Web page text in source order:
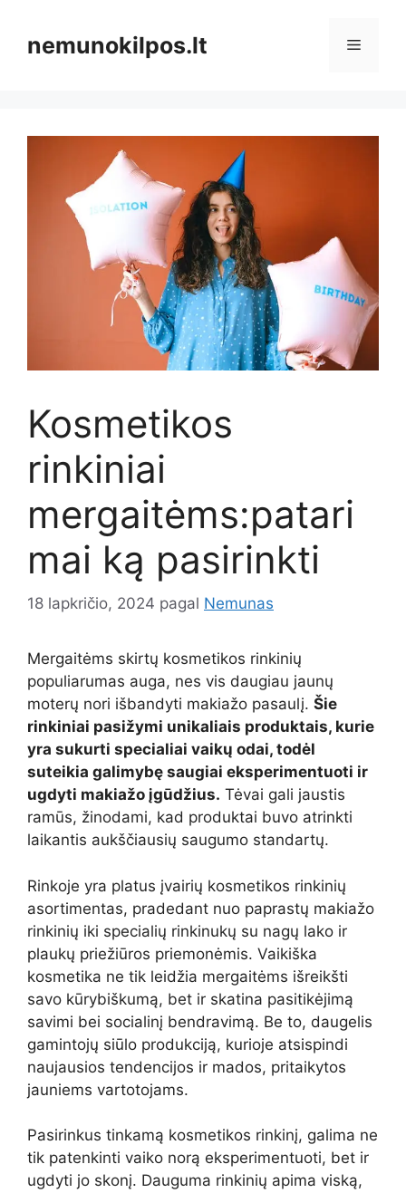
turinionemunokilpos.lt Meniu
Kosmetikos
rinkiniai
mergaitėms:patari
mai ką pasirinkti
18 lapkričio, 2024 pagal Nemunas
Mergaitėms skirtų kosmetikos rinkinių
populiarumas auga, nes vis daugiau jaunų
moterų nori išbandyti makiažo pasaulį. Šie
rinkiniai pasižymi unikaliais produktais, kurie
yra sukurti specialiai vaikų odai, todėl
suteikia galimybę saugiai eksperimentuoti ir
ugdyti makiažo įgūdžius. Tėvai gali jaustis
ramūs, žinodami, kad produktai buvo atrinkti
laikantis aukščiausių saugumo standartų.
Rinkoje yra platus įvairių kosmetikos rinkinių
asortimentas, pradedant nuo paprastų makiažo
rinkinių iki specialių rinkinukų su nagų lako ir
plaukų priežiūros priemonėmis. Vaikiška
kosmetika ne tik leidžia mergaitėms išreikšti
savo kūrybiškumą, bet ir skatina pasitikėjimą
savimi bei socialinį bendravimą. Be to, daugelis
gamintojų siūlo produkciją, kurioje atsispindi
naujausios tendencijos ir mados, pritaikytos
jauniems vartotojams.
Pasirinkus tinkamą kosmetikos rinkinį, galima ne
tik patenkinti vaiko norą eksperimentuoti, bet ir
ugdyti jo skonį. Dauguma rinkinių apima viską,